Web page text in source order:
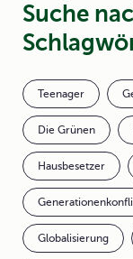
Suche
Teenager
Die Grünen
Hausbesetzer
Globalisierung